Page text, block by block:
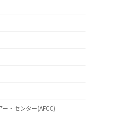
・センター(AFCC)